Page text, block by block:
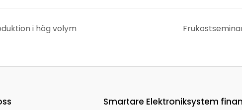
i hög volym
Smartare Elektroniksystem